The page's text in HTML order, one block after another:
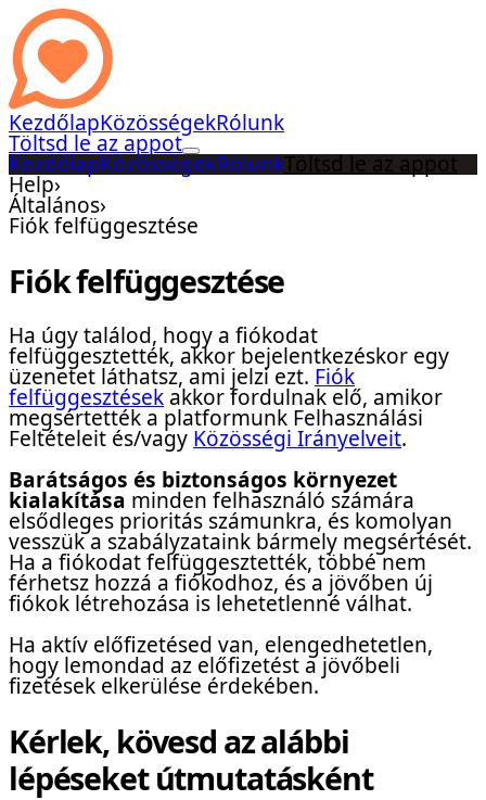
KezdőlapKözösségekRólunk
Töltsd le az appot
KezdőlapKözösségekRólunkTöltsd le az appot
Help›
Általános›
Fiók felfüggesztése
Fiók felfüggesztése
Ha úgy találod, hogy a fiókodat
felfüggesztették, akkor bejelentkezéskor egy
üzenetet láthatsz, ami jelzi ezt. Fiók
felfüggesztések akkor fordulnak elő, amikor
megsértették a platformunk Felhasználási
Feltételeit és/vagy Közösségi Irányelveit.
Barátságos és biztonságos környezet
kialakítása minden felhasználó számára
elsődleges prioritás számunkra, és komolyan
vesszük a szabályzataink bármely megsértését.
Ha a fiókodat felfüggesztették, többé nem
férhetsz hozzá a fiókodhoz, és a jövőben új
fiókok létrehozása is lehetetlenné válhat.
Ha aktív előfizetésed van, elengedhetetlen,
hogy lemondad az előfizetést a jövőbeli
fizetések elkerülése érdekében.
Kérlek, kövesd az alábbi
lépéseket útmutatásként